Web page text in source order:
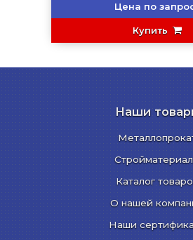
Цена по
Купить
Наши
Каталог
О нашей
Наши